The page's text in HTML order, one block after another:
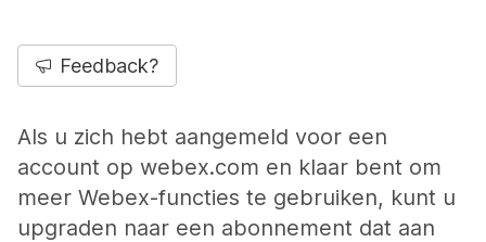
Feedback?
Als u zich hebt aangemeld voor een
account op webex.com en klaar bent om
meer Webex-functies te gebruiken, kunt u
upgraden naar een abonnement dat aan